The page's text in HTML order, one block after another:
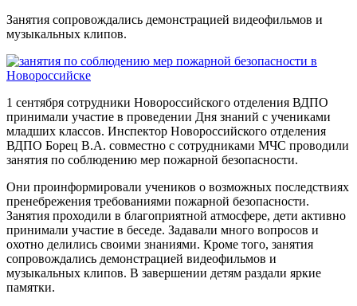
Занятия сопровождались демонстрацией видеофильмов и
музыкальных клипов.
1 сентября сотрудники Новороссийского отделения ВДПО
принимали участие в проведении Дня знаний с учениками
младших классов. Инспектор Новороссийского отделения
ВДПО Борец В.А. совместно с сотрудниками МЧС проводили
занятия по соблюдению мер пожарной безопасности.
Они проинформировали учеников о возможных последствиях
пренебрежения требованиями пожарной безопасности.
Занятия проходили в благоприятной атмосфере, дети активно
принимали участие в беседе. Задавали много вопросов и
охотно делились своими знаниями. Кроме того, занятия
сопровождались демонстрацией видеофильмов и
музыкальных клипов. В завершении детям раздали яркие
памятки.